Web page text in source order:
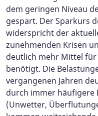
dem geringen Niveau
gespart. Der Sparkurs
widerspricht der
zunehmenden Krisen
deutlich mehr Mittel
benötigt. Die
vergangenen Jahren
durch immer häufigere
(Unwetter,